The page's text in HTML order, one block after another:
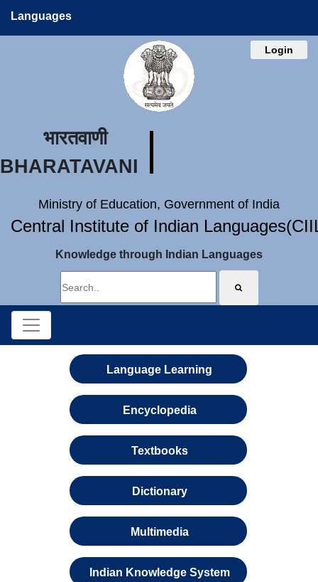
Languages
Login
भारतवाणी
BHARATAVANI
Ministry of Education, Government of India
Central Institute of Indian
Knowledge through Indian Languages
Language Learning
Encyclopedia
Textbooks
Dictionary
Multimedia
Indian Knowledge System